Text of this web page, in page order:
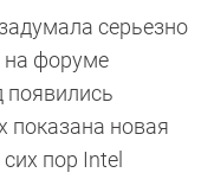
серьезно
на форуме
появились
показана новая
пор Intel